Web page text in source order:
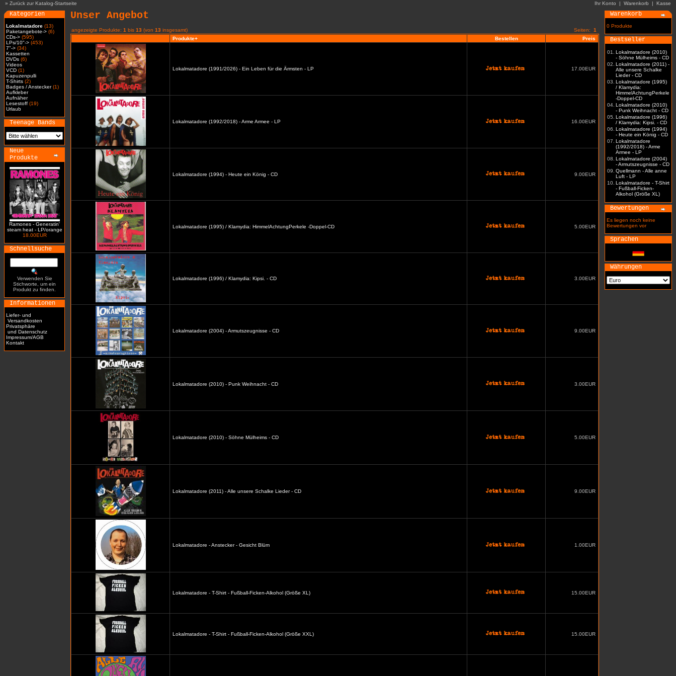
» Zurück zur Katalog-Startseite Ihr Konto | Warenkorb | Kasse
Kategorien
Lokalmatadore (13)
Paketangebote-> (6)
CDs-> (595)
LPs/10"-> (453)
7"-> (34)
Kassetten
DVDs (6)
Videos
VCD (1)
Kapuzenpulli
T-Shirts (2)
Badges / Anstecker(1)
Aufkleber
Aufnäher
Lesestoff (19)
Urlaub
Teenage Bands
Neue
Produkte
Ramones - Generatin'
steam heat - LP/orange
18.00EUR
Schnellsuche
Verwenden Sie
Stichworte, um ein
Produkt zu finden.
Informationen
Liefer- und
Versandkosten
Privatsphäre
und Datenschutz
Impressum/AGB
Kontakt
Unser Angebot
angezeigte Produkte: 1 bis 13 (von 13 insgesamt) Seiten: 1
Produkte+
Bestellen Preis
Lokalmatadore (1991/2026) - Ein Leben für die Ärmsten - LP 17.00EUR
Lokalmatadore (1992/2018) - Arme Armee - LP 16.00EUR
Lokalmatadore (1994) - Heute ein König - CD 9.00EUR
Lokalmatadore (1995) / Klamydia: HimmelAchtungPerkele -Doppel-CD 5.00EUR
Lokalmatadore (1996) / Klamydia: Kipsi. - CD 3.00EUR
Lokalmatadore (2004) - Armutszeugnisse - CD 9.00EUR
Lokalmatadore (2010) - Punk Weihnacht - CD 3.00EUR
Lokalmatadore (2010) - Söhne Mülheims - CD 5.00EUR
Lokalmatadore (2011) - Alle unsere Schalke Lieder - CD 9.00EUR
Lokalmatadore - Anstecker - Gesicht Blüm 1.00EUR
Lokalmatadore - T-Shirt - Fußball-Ficken-Alkohol (Größe XL) 15.00EUR
Lokalmatadore - T-Shirt - Fußball-Ficken-Alkohol (Größe XXL) 15.00EUR
Warenkorb
0 Produkte
Bestseller
01.
Lokalmatadore (2010)
- Söhne Mülheims - CD
02. Lokalmatadore (2011) -
Alle unsere Schalke
Lieder - CD
03. Lokalmatadore (1995)
/ Klamydia:
HimmelAchtungPerkele
-Doppel-CD
04. Lokalmatadore (2010)
- Punk Weihnacht - CD
05. Lokalmatadore (1996)
/ Klamydia: Kipsi. - CD
06. Lokalmatadore (1994)
- Heute ein König - CD
07. Lokalmatadore
(1992/2018) - Arme
Armee - LP
08. Lokalmatadore (2004)
- Armutszeugnisse - CD
09. Quellmann - Alle anne
Luft - LP
10. Lokalmatadore - T-Shirt
- Fußball-Ficken-
Alkohol (Größe XL)
Bewertungen
Es liegen noch keine
Bewertungen vor
Sprachen
Währungen